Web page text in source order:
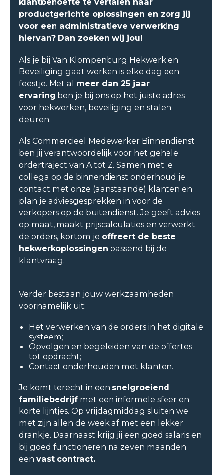
klantbehoefte te vertalen naar
productgerichte oplossingen en zorg jij
voor een administratieve verwerking
hiervan? Dan zoeken wij jou!
Als je bij Van Klompenburg Hekwerk en
Beveiliging gaat werken is elke dag een
feestje. Met al meer dan 25 jaar
ervaring ben je bij ons op het juiste adres
voor hekwerken, beveiliging en stalen
deuren.
Als Commercieel Medewerker Binnendienst
ben jij verantwoordelijk voor het gehele
ordertraject van A tot Z. Samen met je
collega op de binnendienst onderhoud je
contact met onze (aanstaande) klanten en
plan je adviesgesprekken in voor de
verkopers op de buitendienst. Je geeft advies
op maat, maakt prijscalculaties en verwerkt
de orders, kortom je offreert de beste
hekwerkoplossingen passend bij de
klantvraag.
Verder bestaan jouw werkzaamheden
voornamelijk uit:
Het verwerken van de orders in het digitale
systeem;
Opvolgen en begeleiden van de offertes
tot opdracht;
Contact onderhouden met klanten.
Je komt terecht in een snelgroeiend
familiebedrijfmet een informele sfeer en
korte lijntjes. Op vrijdagmiddag sluiten we
met zijn allen de week af met een lekker
drankje. Daarnaast krijg jij een goed salaris en
bij goed functioneren na zeven maanden
een vast contract.